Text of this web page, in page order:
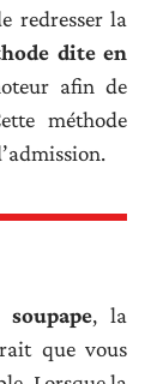
redresser la
dite en
afin de
méthode
, la
que vous